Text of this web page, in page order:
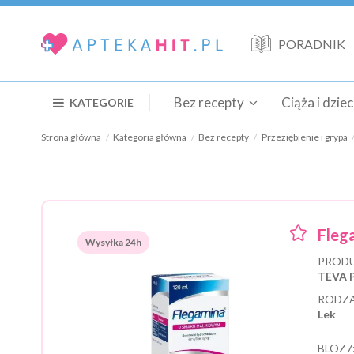
PORADNIK
KATEGORIE Bez recepty Ciąża i
Strona główna Kategoria główna Bez recepty Przeziębienie i grypa
Wysyłka 24h
TEVA
Lek